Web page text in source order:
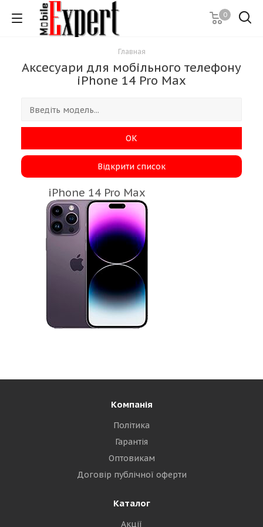
0
Главная
Аксесуари для мобільного телефону
iPhone 14 Pro Max
ОК
Відкрити список
iPhone 14 Pro Max
Компанія
Політика
Гарантія
Оптовикам
Договір публічної оферти
Каталог
Акції